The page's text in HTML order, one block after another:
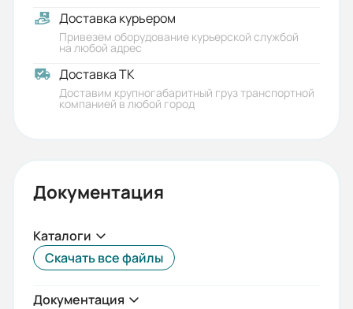
Габариты (ШхВхГ, м):
0.3x0.34x0.35
Доставка курьером
Привезем оборудование курьерской службой
на любой адрес
Доставка ТК
Доставим крупногабаритный груз транспортной
компанией в любой город
Документация
Каталоги
Скачать все файлы
Документация